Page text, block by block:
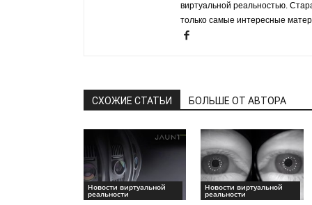
виртуальной реальностью.
только самые интересные
СХОЖИЕ СТАТЬИ БОЛЬШЕ ОТ АВТОРА
Новости виртуальной
реальности
Новости виртуальной
реальности